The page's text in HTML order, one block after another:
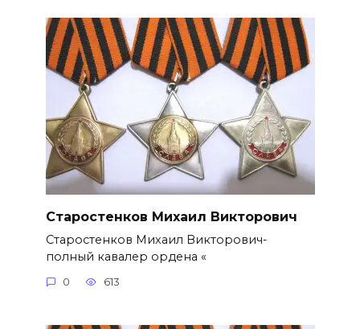
Старостенков Михаил Викторович
Старостенков Михаил Викторович-
полный кавалер ордена «
0 613